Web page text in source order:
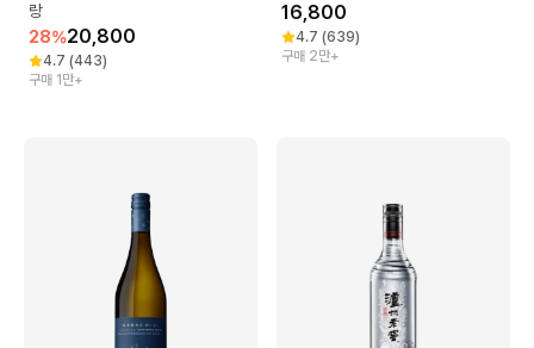
랑
28%20,800
4.7 (443)
구매 1만+
16,800
4.7 (639)
구매 2만+